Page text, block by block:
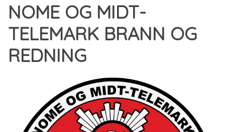
her: miljø
og
samfunnssikkerhet​
feiing
NOME OG MIDT-
TELEMARK BRANN OG
REDNING